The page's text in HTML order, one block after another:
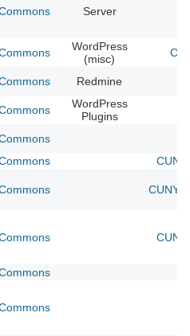
Server
WordPress
(misc)
Redmine
WordPress
Plugins
CUNY